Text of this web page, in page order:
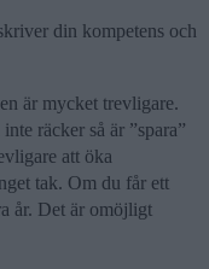
din kompetens och
är mycket trevligare.
räcker så är ”spara”
att öka
tak. Om du får ett
år. Det är omöjligt